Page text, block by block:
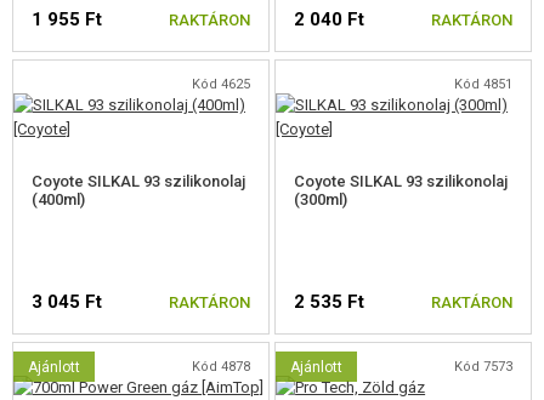
1 955 Ft RAKTÁRON 2 040 Ft RAKTÁRON
Kód 4625
Coyote SILKAL 93 szilikonolaj
(400ml)
3 045 Ft RAKTÁRON
Kód 4851
Coyote SILKAL 93 szilikonolaj
(300ml)
2 535 Ft RAKTÁRON
Ajánlott Kód 4878 Ajánlott Kód 7573